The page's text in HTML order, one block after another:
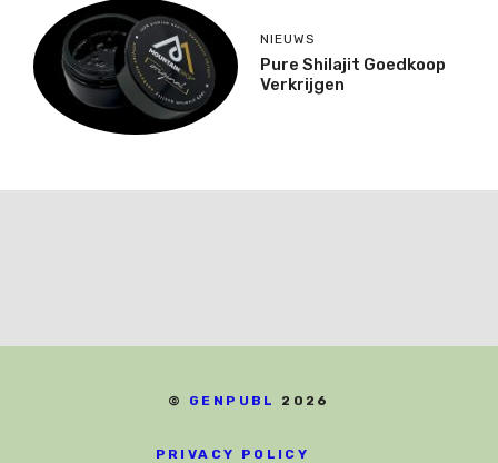
NIEUWS
Pure Shilajit Goedkoop
Verkrijgen
© GENPUBL 2026
PRIVACY POLICY